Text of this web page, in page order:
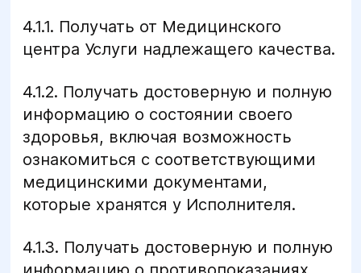
4.1.1. Получать от Медицинского
центра Услуги надлежащего качества.
4.1.2. Получать достоверную и полную
информацию о состоянии своего
здоровья, включая возможность
ознакомиться с соответствующими
медицинскими документами,
которые хранятся у Исполнителя.
4.1.3. Получать достоверную и полную